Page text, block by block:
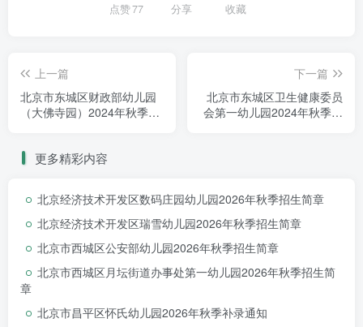
点赞77 分享 收藏
上一篇
北京市东城区财政部幼儿园
（大佛寺园）2024年秋季招
下一篇
北京市东城区卫生健康委员
会第一幼儿园2024年秋季托
更多精彩内容
北京经济技术开发区数码庄园幼儿园2026年秋季招生简章
北京经济技术开发区瑞雪幼儿园2026年秋季招生简章
北京市西城区公安部幼儿园2026年秋季招生简章
北京市西城区月坛街道办事处第一幼儿园2026年秋季招生简
章
北京市昌平区怀氏幼儿园2026年秋季补录通知